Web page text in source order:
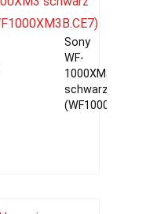
Sony
WF-
1000XM3
schwarz